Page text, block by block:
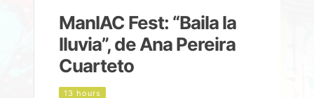
ManIAC Fest: “Baila la
lluvia”, de Ana Pereira
Cuarteto
13 hours